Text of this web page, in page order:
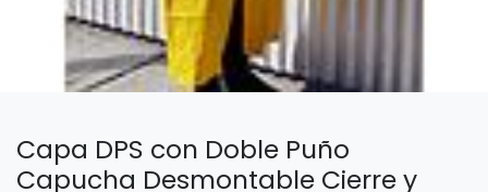
Capa DPS con Doble Puño
Capucha Desmontable Cierre y